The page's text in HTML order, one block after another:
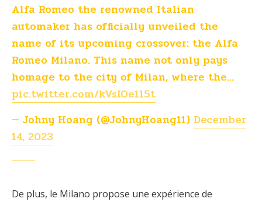
Alfa Romeo the renowned Italian
automaker has officially unveiled the
name of its upcoming crossover: the Alfa
Romeo Milano. This name not only pays
homage to the city of Milan, where the…
pic.twitter.com/kVsIOe115t
— Johny Hoang (@JohnyHoang11) December
14, 2023
De plus, le Milano propose une expérience de